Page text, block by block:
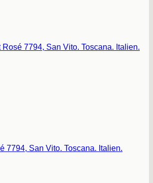
7794, San Vito. Toscana. Italien.